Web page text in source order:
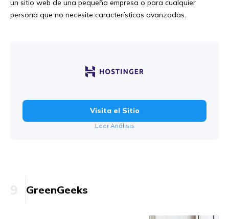
un sitio web de una pequeña empresa o para cualquier
persona que no necesite características avanzadas.
Visita el Sitio
Leer Análisis
GreenGeeks